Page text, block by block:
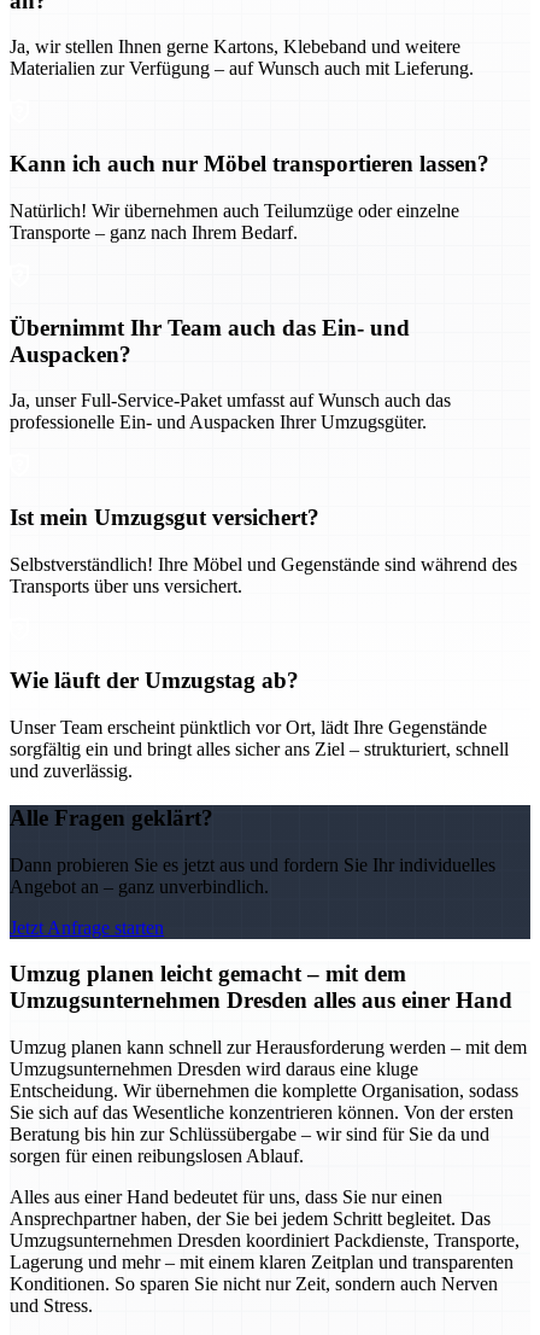
Ja, wir stellen Ihnen gerne Kartons, Klebeband und weitere
Materialien zur Verfügung – auf Wunsch auch mit Lieferung.
Kann ich auch nur Möbel transportieren lassen?
Natürlich! Wir übernehmen auch Teilumzüge oder einzelne
Transporte – ganz nach Ihrem Bedarf.
Übernimmt Ihr Team auch das Ein- und
Auspacken?
Ja, unser Full-Service-Paket umfasst auf Wunsch auch das
professionelle Ein- und Auspacken Ihrer Umzugsgüter.
Ist mein Umzugsgut versichert?
Selbstverständlich! Ihre Möbel und Gegenstände sind während des
Transports über uns versichert.
Wie läuft der Umzugstag ab?
Unser Team erscheint pünktlich vor Ort, lädt Ihre Gegenstände
sorgfältig ein und bringt alles sicher ans Ziel – strukturiert, schnell
und zuverlässig.
Alle Fragen geklärt?
Dann probieren Sie es jetzt aus und fordern Sie Ihr individuelles
Angebot an – ganz unverbindlich.
Jetzt Anfrage starten
Umzug planen leicht gemacht – mit dem
Umzugsunternehmen Dresden alles aus einer Hand
Umzug planen kann schnell zur Herausforderung werden – mit dem
Umzugsunternehmen Dresden wird daraus eine kluge
Entscheidung. Wir übernehmen die komplette Organisation, sodass
Sie sich auf das Wesentliche konzentrieren können. Von der ersten
Beratung bis hin zur Schlüssübergabe – wir sind für Sie da und
sorgen für einen reibungslosen Ablauf.
Alles aus einer Hand bedeutet für uns, dass Sie nur einen
Ansprechpartner haben, der Sie bei jedem Schritt begleitet. Das
Umzugsunternehmen Dresden koordiniert Packdienste, Transporte,
Lagerung und mehr – mit einem klaren Zeitplan und transparenten
Konditionen. So sparen Sie nicht nur Zeit, sondern auch Nerven
und Stress.